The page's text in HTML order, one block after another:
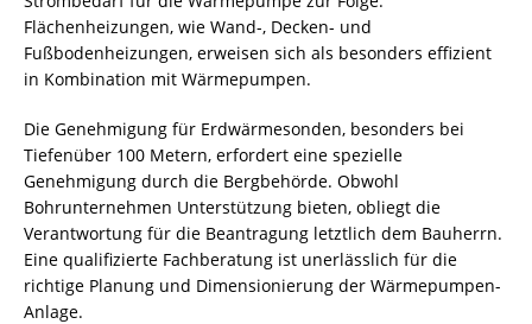
Flächenheizungen, wie Wand-, Decken- und
Fußbodenheizungen, erweisen sich als besonders effizient
in Kombination mit Wärmepumpen.
Die Genehmigung für Erdwärmesonden, besonders bei
Tiefenüber 100 Metern, erfordert eine spezielle
Genehmigung durch die Bergbehörde. Obwohl
Bohrunternehmen Unterstützung bieten, obliegt die
Verantwortung für die Beantragung letztlich dem Bauherrn.
Eine qualifizierte Fachberatung ist unerlässlich für die
richtige Planung und Dimensionierung der Wärmepumpen-
Anlage.